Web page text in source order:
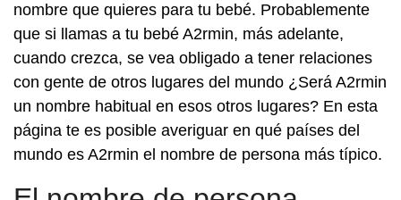
nombre que quieres para tu bebé. Probablemente
que si llamas a tu bebé A2rmin, más adelante,
cuando crezca, se vea obligado a tener relaciones
con gente de otros lugares del mundo ¿Será A2rmin
un nombre habitual en esos otros lugares? En esta
página te es posible averiguar en qué países del
mundo es A2rmin el nombre de persona más típico.